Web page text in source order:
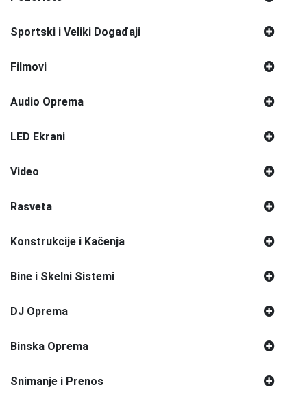
Sportski i Veliki Događaji
Filmovi
Audio Oprema
LED Ekrani
Video
Rasveta
Konstrukcije i Kačenja
Bine i Skelni Sistemi
DJ Oprema
Binska Oprema
Snimanje i Prenos